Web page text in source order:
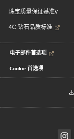
珠宝质量保证基准v
4C 钻石品质标准
电子邮件首选项
Cookie 首选项